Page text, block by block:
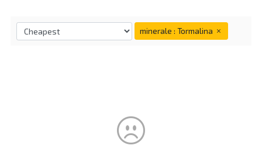
minerale : Tormalina